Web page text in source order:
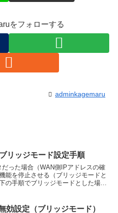
をフォローする
adminkagemaru
リッジモード設定手順
った場合（WAN側IPアドレスの確
能を停止させる（ブリッジモードと
の手順でブリッジモードとした場
効設定（ブリッジモード）